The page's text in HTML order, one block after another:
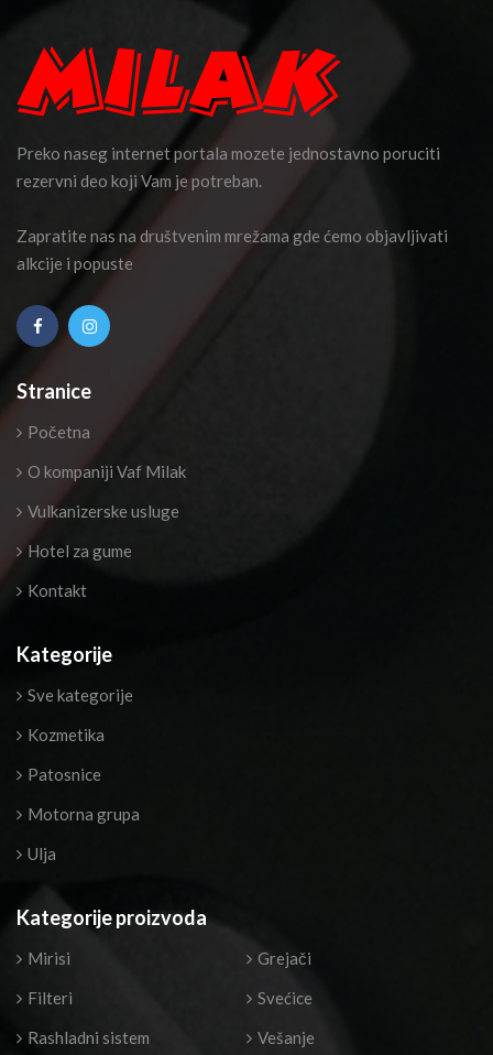
Preko naseg internet portala mozete jednostavno poruciti
rezervni deo koji Vam je potreban.
Zapratite nas na društvenim mrežama gde ćemo objavljivati
alkcije i popuste
Stranice
Početna
O kompaniji Vaf Milak
Vulkanizerske usluge
Hotel za gume
Kontakt
Kategorije
Sve kategorije
Kozmetika
Patosnice
Motorna grupa
Ulja
Kategorije proizvoda
Mirisi
Filteri
Rashladni sistem
Grejači
Svećice
Vešanje